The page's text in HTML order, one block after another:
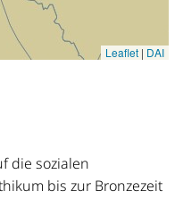
die sozialen
bis zur Bronzezeit